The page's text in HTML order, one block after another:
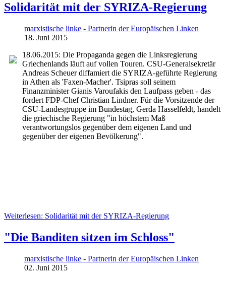
Solidarität mit der SYRIZA-Regierung
marxistische linke - Partnerin der Europäischen Linken
18. Juni 2015
18.06.2015: Die Propaganda gegen die Linksregierung
Griechenlands läuft auf vollen Touren. CSU-Generalsekretär
Andreas Scheuer diffamiert die SYRIZA-geführte Regierung
in Athen als 'Faxen-Macher'. Tsipras soll seinem
Finanzminister Gianis Varoufakis den Laufpass geben - das
fordert FDP-Chef Christian Lindner. Für die Vorsitzende der
CSU-Landesgruppe im Bundestag, Gerda Hasselfeldt, handelt
die griechische Regierung "in höchstem Maß
verantwortungslos gegenüber dem eigenen Land und
gegenüber der eigenen Bevölkerung".
Weiterlesen: Solidarität mit der SYRIZA-Regierung
"Die Banditen sitzen im Schloss"
marxistische linke - Partnerin der Europäischen Linken
02. Juni 2015